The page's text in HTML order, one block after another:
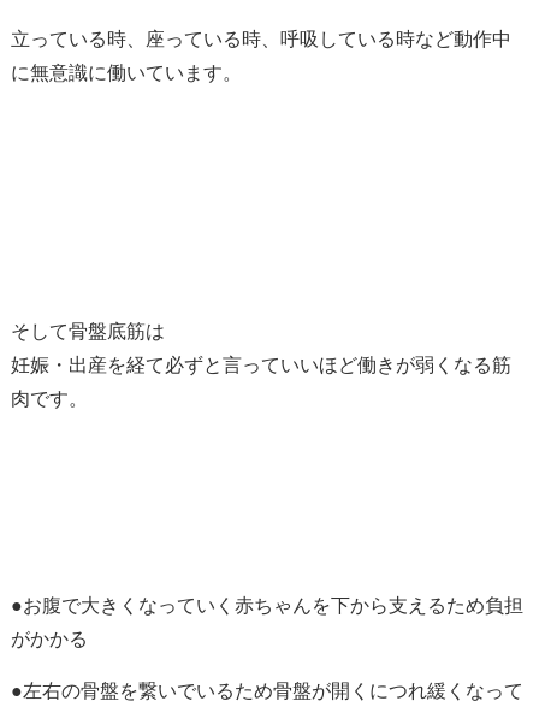
立っている時、座っている時、呼吸している時など動作中
に無意識に働いています。
そして骨盤底筋は
妊娠・出産を経て必ずと言っていいほど働きが弱くなる筋
肉です。
●お腹で大きくなっていく赤ちゃんを下から支えるため負担
がかかる
●左右の骨盤を繋いでいるため骨盤が開くにつれ緩くなって